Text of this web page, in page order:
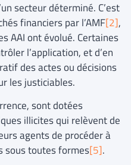
secteur déterminé. C’est
financiers par l’AMF[2],
AAI ont évolué. Certaines
l’application, et d’en
des actes ou décisions
les justiciables.
sont dotées
illicites qui relèvent de
agents de procéder à
sous toutes formes[5].